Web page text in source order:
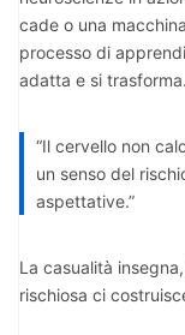
cade o una
processo di
adatta e si trasforma.
“Il cervello non
un senso del
aspettative.”
La casualità
rischiosa ci